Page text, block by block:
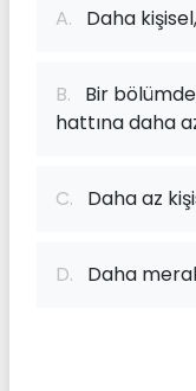
A. Daha
B. Bir
hattına daha
C. Daha az
D. Daha